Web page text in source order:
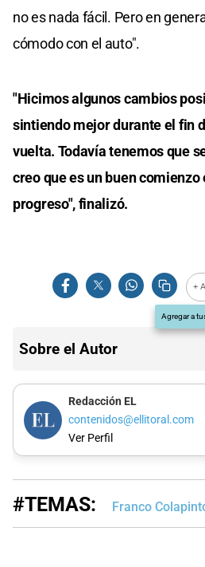
no es nada fácil. Pero en
cómodo con el auto".
"Hicimos algunos cambios
sintiendo mejor durante el fin
vuelta. Todavía tenemos que
creo que es un buen
progreso", finalizó.
+
Agregar a
Sobre el Autor
Redacción EL
contenidos@ellitoral.com
Ver Perfil
#TEMAS: Franco